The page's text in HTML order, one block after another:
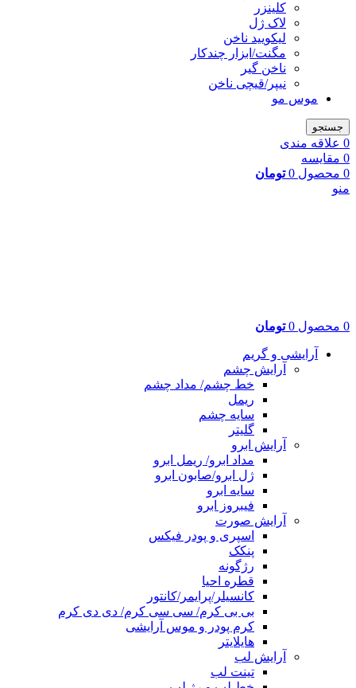
کلینزر
لاک ژل
لیکوييد ناخن
مگنت/ابزار چندکار
ناخن گیر
نیپر/قیچی ناخن
موس مو
جستجو
0 علاقه مندی
0 مقایسه
0 محصول 0 تومان
منو
0 محصول 0 تومان
آرایشی و گریم
آرایش چشم
خط چشم/ مداد چشم
ریمل
سایه چشم
گلیتر
آرایش ابرو
مداد ابرو/ ریمل ابرو
ژل ابرو/صابون ابرو
سایه ابرو
فیبروز ابرو
آرایش صورت
اسپری و پودر فیکس
پنکک
رژگونه
قطره احیا
کانسیلر/پرایمر/کانتور
بی بی کرم/ سی سی کرم/ دی دی کرم
کرم پودر و موس آرایشی
هایلایتر
آرایش لب
تینت لب